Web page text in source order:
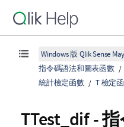
Windows 版 Qlik Sense
指令碼語法和圖表函數
統計檢定函數
T 檢定
TTest_dif- 指